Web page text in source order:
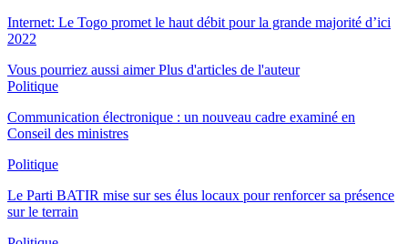
Internet: Le Togo promet le haut débit pour la grande majorité d’ici
2022
Vous pourriez aussi aimer Plus d'articles de l'auteur
Politique
Communication électronique : un nouveau cadre examiné en
Conseil des ministres
Politique
Le Parti BATIR mise sur ses élus locaux pour renforcer sa présence
sur le terrain